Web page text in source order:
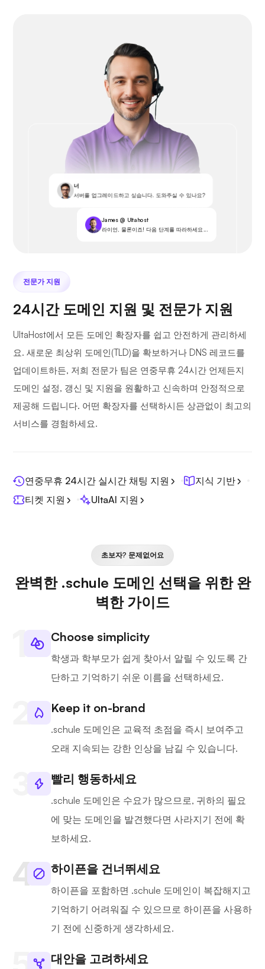
너
서버를 업그레이드하고 싶습니다. 도와주실 수 있나요?
James @ Ultahost
라이언, 물론이죠! 다음 단계를 따라하세요...
전문가 지원
24시간 도메인 지원 및 전문가 지원
UltaHost에서 모든 도메인 확장자를 쉽고 안전하게 관리하세
요. 새로운 최상위 도메인(TLD)을 확보하거나 DNS 레코드를
업데이트하든, 저희 전문가 팀은 연중무휴 24시간 언제든지
도메인 설정, 갱신 및 지원을 원활하고 신속하며 안정적으로
제공해 드립니다. 어떤 확장자를 선택하시든 상관없이 최고의
서비스를 경험하세요.
연중무휴 24시간 실시간 채팅 지원
지식 기반
티켓 지원
UltaAI 지원
초보자? 문제없어요
완벽한 .schule 도메인 선택을 위한 완
벽한 가이드
Choose simplicity
학생과 학부모가 쉽게 찾아서 알릴 수 있도록 간
단하고 기억하기 쉬운 이름을 선택하세요.
Keep it on-brand
.schule 도메인은 교육적 초점을 즉시 보여주고
오래 지속되는 강한 인상을 남길 수 있습니다.
빨리 행동하세요
.schule 도메인은 수요가 많으므로, 귀하의 필요
에 맞는 도메인을 발견했다면 사라지기 전에 확
보하세요.
하이픈을 건너뛰세요
하이픈을 포함하면 .schule 도메인이 복잡해지고
기억하기 어려워질 수 있으므로 하이픈을 사용하
기 전에 신중하게 생각하세요.
대안을 고려하세요